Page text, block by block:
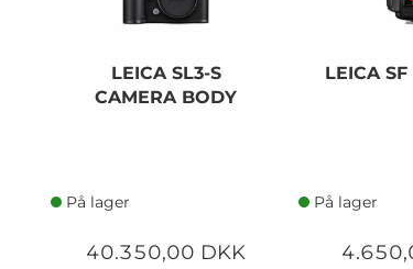
LEICA SL3-S
CAMERA BODY
På lager
40.350,00 DKK
LEICA
På lager